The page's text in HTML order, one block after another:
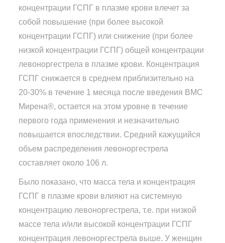
концентрации ГСПГ в плазме крови влечет за
собой повышение (при более высокой
концентрации ГСПГ) или снижение (при более
низкой концентрации ГСПГ) общей концентрации
левоноргестрела в плазме крови. Концентрация
ГСПГ снижается в среднем приблизительно на
20-30% в течение 1 месяца после введения ВМС
Мирена®, остается на этом уровне в течение
первого года применения и незначительно
повышается впоследствии. Средний кажущийся
объем распределения левоноргестрела
составляет около 106 л.
Было показано, что масса тела и концентрация
ГСПГ в плазме крови влияют на системную
концентрацию левоноргестрела, т.е. при низкой
массе тела и/или высокой концентрации ГСПГ
концентрация левоноргестрела выше. У женщин